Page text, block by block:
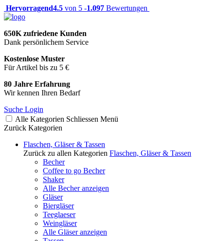
Hervorragend4.5 von 5 -1.097 Bewertungen
650K zufriedene Kunden
Dank persönlichem Service
Kostenlose Muster
Für Artikel bis zu 5 €
80 Jahre Erfahrung
Wir kennen Ihren Bedarf
Suche Login
Alle Kategorien Schliessen Menü
Zurück Kategorien
Flaschen, Gläser & Tassen
Zurück zu allen Kategorien Flaschen, Gläser & Tassen
Becher
Coffee to go Becher
Shaker
Alle Becher anzeigen
Gläser
Biergläser
Teeglaeser
Weingläser
Alle Gläser anzeigen